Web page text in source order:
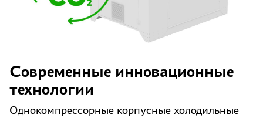
Современные инновационные
технологии
Однокомпрессорные корпусные холодильные